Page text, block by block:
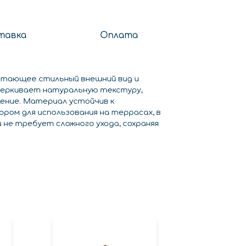
Оплата
стильный внешний вид и
натуральную текстуру,
Материал устойчив к
для использования на террасах, в
требует сложного ухода, сохраняя